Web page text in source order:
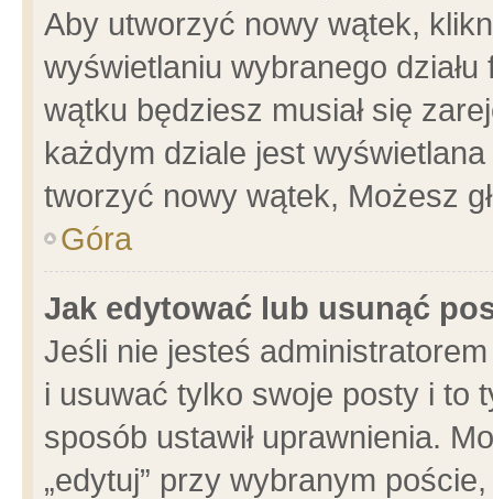
Aby utworzyć nowy wątek,
wyświetlaniu wybranego
wątku będziesz musiał się
każdym dziale jest
tworzyć nowy wątek, Możesz
Góra
Jak edytować lub usunąć
Jeśli nie jesteś
i usuwać tylko swoje posty i to
sposób ustawił uprawnienia.
„edytuj” przy wybranym